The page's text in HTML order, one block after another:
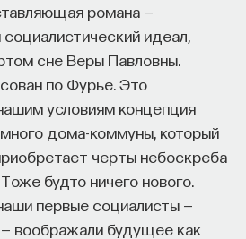
романа —
идеал,
сне Веры Павловны.
по Фурье. Это
условиям концепция
дома-коммуны, который
черты небоскреба
будто ничего нового.
первые социалисты —
воображали будущее как
Когда университет
заказ, он занимает совсем
университета есть
— мыслить на длинной
влиять на будущее: на то,
как будет устроена
будет разворачиваться
просто передать